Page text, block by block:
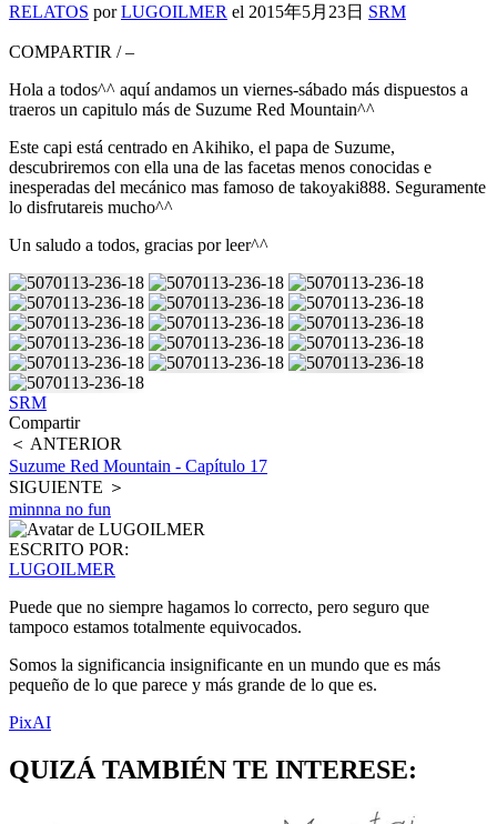
RELATOS por LUGOILMER el 2015年5月23日 SRM
COMPARTIR / –
Hola a todos^^ aquí andamos un viernes-sábado más dispuestos a
traeros un capitulo más de Suzume Red Mountain^^
Este capi está centrado en Akihiko, el papa de Suzume,
descubriremos con ella una de las facetas menos conocidas e
inesperadas del mecánico mas famoso de takoyaki888. Seguramente
lo disfrutareis mucho^^
Un saludo a todos, gracias por leer^^
SRM
Compartir
＜ ANTERIOR
Suzume Red Mountain - Capítulo 17
SIGUIENTE ＞
minnna no fun
ESCRITO POR:
LUGOILMER
Puede que no siempre hagamos lo correcto, pero seguro que
tampoco estamos totalmente equivocados.
Somos la significancia insignificante en un mundo que es más
pequeño de lo que parece y más grande de lo que es.
PixAI
QUIZÁ TAMBIÉN TE INTERESE: